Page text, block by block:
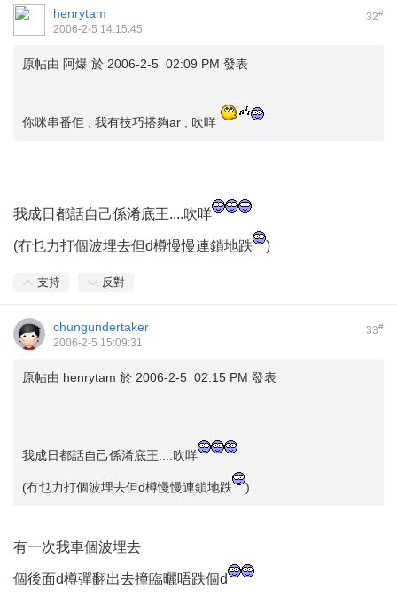
32#
henrytam
2006-2-5 14:15:45
原帖由 阿爆 於 2006-2-5 02:09 PM 發表
你咪串番佢 , 我有技巧搭夠ar , 吹咩
我成日都話自己係淆底王....吹咩
(冇乜力打個波埋去但d樽慢慢連鎖地跌 )
支持 反對
33#
chungundertaker
2006-2-5 15:09:31
原帖由 henrytam 於 2006-2-5 02:15 PM 發表
我成日都話自己係淆底王....吹咩
(冇乜力打個波埋去但d樽慢慢連鎖地跌 )
有一次我車個波埋去
個後面d樽彈翻出去撞臨曬唔跌個d